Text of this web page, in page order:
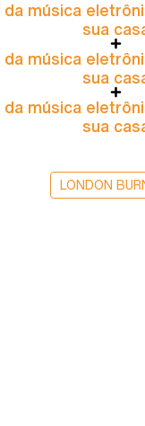
da música
sua
da música
sua
da música
sua
LONDON